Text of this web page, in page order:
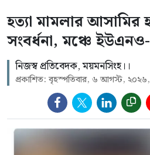
হত্যা মামলার
সংবর্ধনা, মঞ্চে
নিজস্ব প্রতিবেদক, ময়মনসিংহ।।
প্রকাশিত: বৃহস্পতিবার, ৬ আগস্ট,